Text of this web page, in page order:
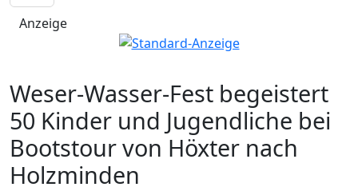
Anzeige
Weser-Wasser-Fest begeistert
50 Kinder und Jugendliche bei
Bootstour von Höxter nach
Holzminden